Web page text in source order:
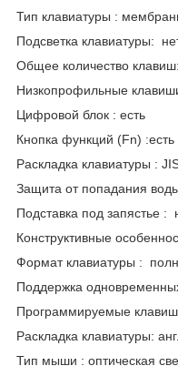
Тип клавиатуры :
Подсветка клавиатуры:
Общее количество
Низкопрофильные
Цифровой блок : есть
Кнопка функций (Fn) :есть
Раскладка клавиатуры :
Защита от попадания
Подставка под запястье :
Конструктивные
Формат клавиатуры :
Поддержка
Программируемые
Раскладка клавиатуры:
Тип мыши : оптическая